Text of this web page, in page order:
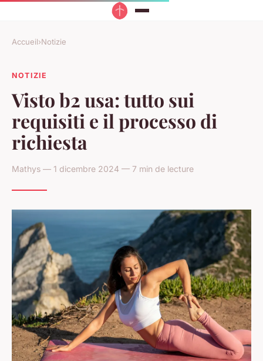
Accueil›Notizie
NOTIZIE
Visto b2 usa: tutto sui
requisiti e il processo di
richiesta
Mathys — 1 dicembre 2024 — 7 min de lecture